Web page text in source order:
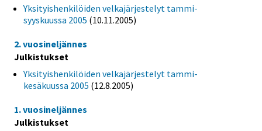
Yksityishenkilöiden velkajärjestelyt tammi-
syyskuussa 2005 (10.11.2005)
2. vuosineljännes
Julkistukset
Yksityishenkilöiden velkajärjestelyt tammi-
kesäkuussa 2005 (12.8.2005)
1. vuosineljännes
Julkistukset